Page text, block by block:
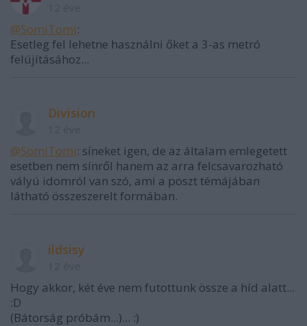
@SomiTomi:
Esetleg fel lehetne használni őket a 3-as metró
felújításához...
Division
@SomiTomi: síneket igen, de az általam emlegetett
esetben nem sínről hanem az arra felcsavarozható
vályú idomról van szó, ami a poszt témájában
látható összeszerelt formában.
ildsisy
Hogy akkor, két éve nem futottunk össze a híd alatt...
:D
(Bátorság próbám...)... :)